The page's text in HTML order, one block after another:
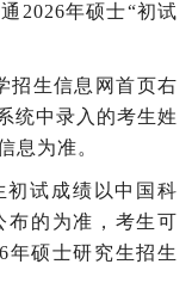
2026年硕士“初试
招生信息网首页右
统中录入的考生姓
息为准。
初试成绩以中国科
布的为准，考生可
年硕士研究生招生